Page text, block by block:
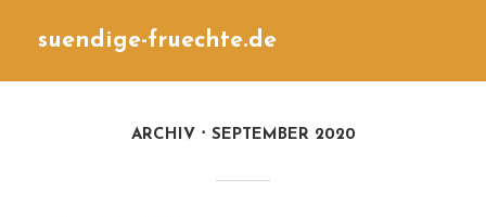
suendige-fruechte.de
ARCHIV SEPTEMBER 2020